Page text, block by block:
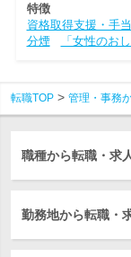
特徴
資格取得支援・手
分煙
「女性のお
転職TOP 管理・事務
職種から転職・求
勤務地から転職・